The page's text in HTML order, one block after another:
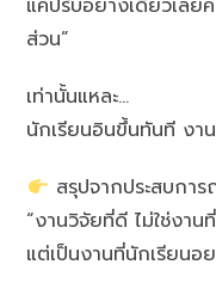
แค่ปรับอย่างเดียวเลย
ส่วน”
เท่านั้นแหละ…
นักเรียนอินขึ้นทันที งา
สรุปจากประสบกา
“งานวิจัยที่ดี ไม่ใช่งาน
แต่เป็นงานที่นักเรียนอ